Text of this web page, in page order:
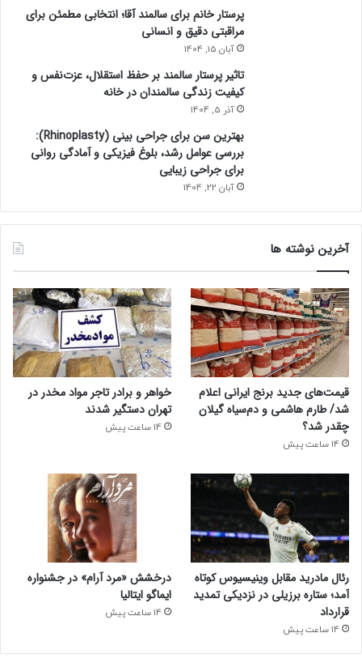
. چسباندن و نگهداشتن بیشترین قاشق روی بدن
ابوالفضل صابر مختاری از ایران سه بار رکورد چسباندن قاشق را به
نام خود ثبت کرده است که آخری آن سال ۲۰۲۵ است. او ۹۶
قاشق را به بدن خود چسباند و نگهداشت.
۱۰. بیرون زدن چشم از حدقه
پرستار خانم برای سالمند آقا؛ انتخابی مطمئن برای
مراقبتی دقیق و انسانی
آبان 15, 1404
تاثیر پرستار سالمند بر حفظ استقلال، عزت‌نفس و
کیفیت زندگی سالمندان در خانه
آذر 5, 1404
بهترین سن برای جراحی بینی (Rhinoplasty):
بررسی عوامل رشد، بلوغ فیزیکی و آمادگی روانی
برای جراحی زیبایی
آبان 22, 1404
آخرین نوشته ها
قیمت‌های جدید برنج ایرانی اعلام
شد/ طارم هاشمی و دم‌سیاه گیلان
چقدر شد؟
14 ساعت پیش
خواهر و برادر تاجر مواد مخدر در
تهران دستگیر شدند
14 ساعت پیش
رئال مادرید مقابل وینیسیوس کوتاه
آمد؛ ستاره برزیلی در نزدیکی تمدید
قرارداد
14 ساعت پیش
درخشش «مرد آرام» در جشنواره
ایماگو ایتالیا
14 ساعت پیش